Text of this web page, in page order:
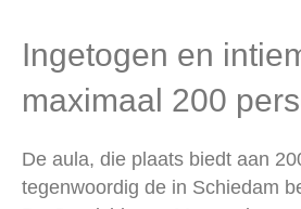
Ingetogen en
maximaal 200
De aula, die plaats biedt aan
tegenwoordig de in Schiedam